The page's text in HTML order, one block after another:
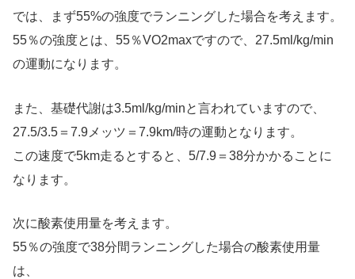
では、まず55%の強度でランニングした場合を考えます。
55％の強度とは、55％VO2maxですので、27.5ml/kg/min
の運動になります。
また、基礎代謝は3.5ml/kg/minと言われていますので、
27.5/3.5＝7.9メッツ＝7.9km/時の運動となります。
この速度で5km走るとすると、5/7.9＝38分かかることに
なります。
次に酸素使用量を考えます。
55％の強度で38分間ランニングした場合の酸素使用量
は、